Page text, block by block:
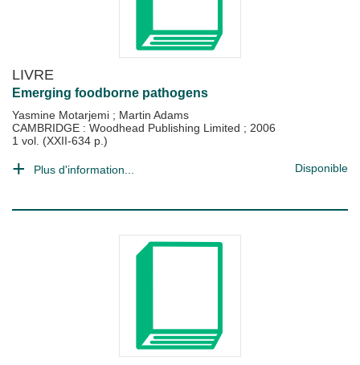
LIVRE
Emerging foodborne pathogens
Yasmine Motarjemi ; Martin Adams
CAMBRIDGE : Woodhead Publishing Limited ; 2006
1 vol. (XXII-634 p.)
Plus d'information... Disponible